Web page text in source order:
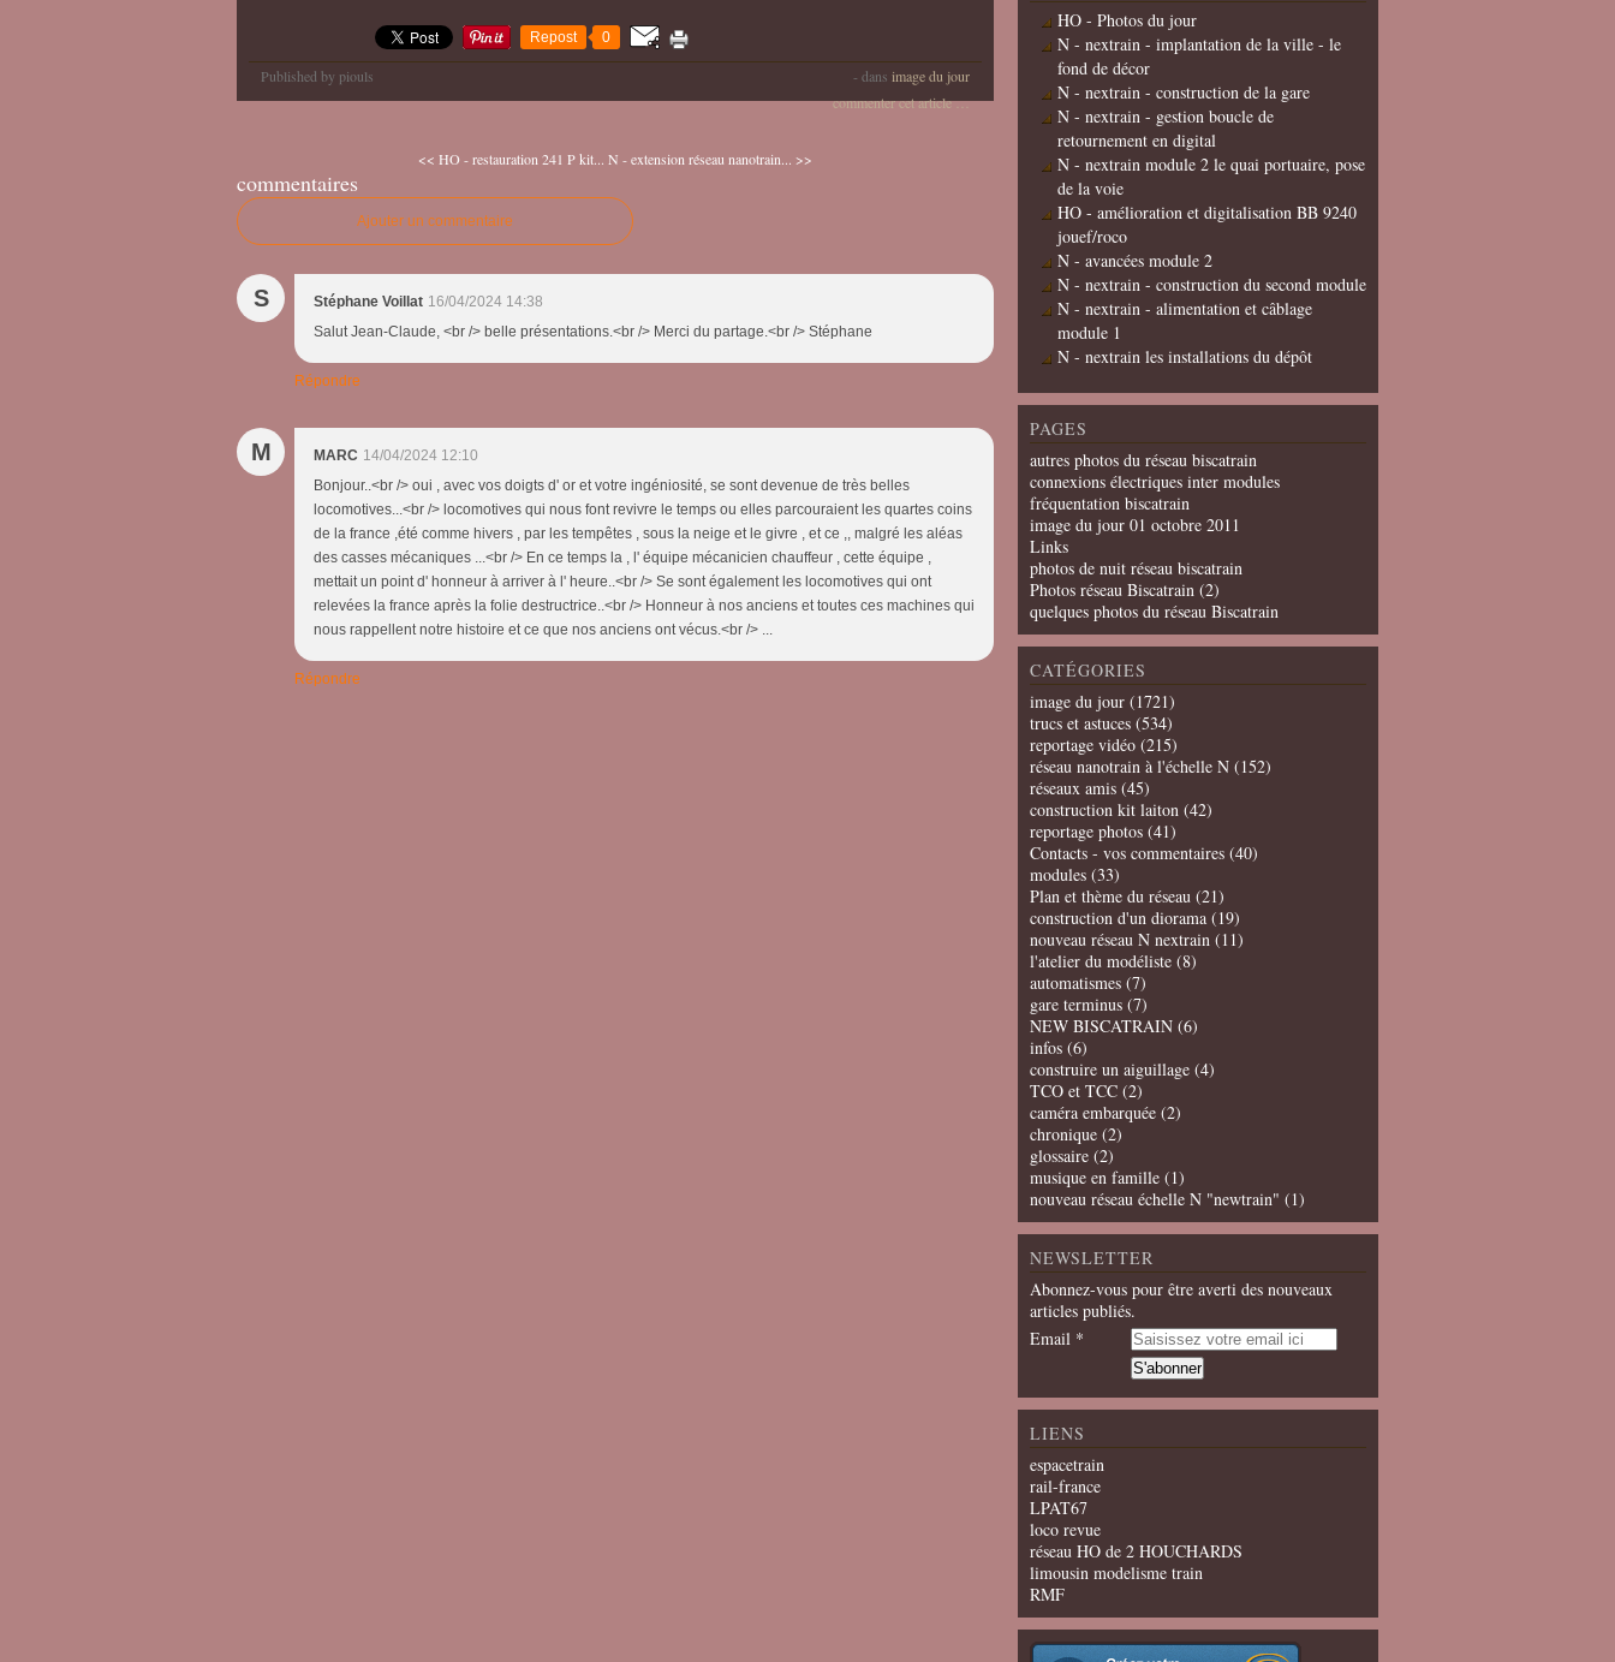
Repost 0
Published by piouls - dans image du jour
commenter cet article…
<< HO - restauration 241 P kit... N - extension réseau nanotrain... >>
commentaires
Ajouter un commentaire
S Stéphane Voillat 16/04/2024 14:38
Salut Jean-Claude, <br /> belle présentations.<br /> Merci du partage.<br /> Stéphane
Répondre
M MARC 14/04/2024 12:10
Bonjour..<br /> oui , avec vos doigts d' or et votre ingéniosité, se sont devenue de très belles
locomotives...<br /> locomotives qui nous font revivre le temps ou elles parcouraient les quartes coins
de la france ,été comme hivers , par les tempêtes , sous la neige et le givre , et ce ,, malgré les aléas
des casses mécaniques ...<br /> En ce temps la , l' équipe mécanicien chauffeur , cette équipe ,
mettait un point d' honneur à arriver à l' heure..<br /> Se sont également les locomotives qui ont
relevées la france après la folie destructrice..<br /> Honneur à nos anciens et toutes ces machines qui
nous rappellent notre histoire et ce que nos anciens ont vécus.<br /> ...
Répondre
HO - Photos du jour
N - nextrain - implantation de la ville - le
fond de décor
N - nextrain - construction de la gare
N - nextrain - gestion boucle de
retournement en digital
N - nextrain module 2 le quai portuaire, pose
de la voie
HO - amélioration et digitalisation BB 9240
jouef/roco
N - avancées module 2
N - nextrain - construction du second module
N - nextrain - alimentation et câblage
module 1
N - nextrain les installations du dépôt
PAGES
autres photos du réseau biscatrain
connexions électriques inter modules
fréquentation biscatrain
image du jour 01 octobre 2011
Links
photos de nuit réseau biscatrain
Photos réseau Biscatrain (2)
quelques photos du réseau Biscatrain
CATÉGORIES
image du jour (1721)
trucs et astuces (534)
reportage vidéo (215)
réseau nanotrain à l'échelle N (152)
réseaux amis (45)
construction kit laiton (42)
reportage photos (41)
Contacts - vos commentaires (40)
modules (33)
Plan et thème du réseau (21)
construction d'un diorama (19)
nouveau réseau N nextrain (11)
l'atelier du modéliste (8)
automatismes (7)
gare terminus (7)
NEW BISCATRAIN (6)
infos (6)
construire un aiguillage (4)
TCO et TCC (2)
caméra embarquée (2)
chronique (2)
glossaire (2)
musique en famille (1)
nouveau réseau échelle N "newtrain" (1)
NEWSLETTER
Abonnez-vous pour être averti des nouveaux
articles publiés.
Email
LIENS
espacetrain
rail-france
LPAT67
loco revue
réseau HO de 2 HOUCHARDS
limousin modelisme train
RMF